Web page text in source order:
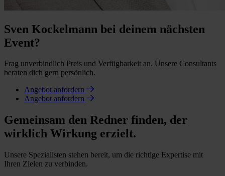
Sven Kockelmann bei deinem nächsten
Event?
Frag unverbindlich Preis und Verfügbarkeit an. Unsere Consultants
beraten dich gern persönlich.
Angebot anfordern
Angebot anfordern
Gemeinsam den Redner finden, der
wirklich Wirkung erzielt.
Unsere Spezialisten stehen bereit, um die richtige Expertise mit
Ihren Zielen zu verbinden.